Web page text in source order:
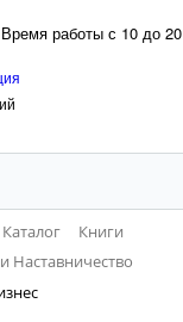
Время работы с 10 до 20
Каталог
Книги
Наставничество